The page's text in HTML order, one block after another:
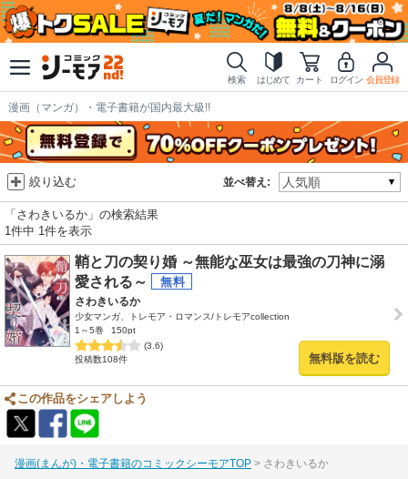
検索 はじめて カート ログイン 会員登録
漫画（マンガ）・電子書籍が国内最大級!!
並べ替え:
絞り込む
「さわきいるか」の検索結果
1件中 1件を表示
鞘と刀の契り婚 ～無能な巫女は最強の刀神に溺
愛される～
さわきいるか
少女マンガ、トレモア・ロマンス/トレモアcollection
1～5巻
150pt
(3.6)
投稿数108件
無料版を読む
この作品をシェアしよう
漫画(まんが)・電子書籍のコミックシーモアTOP さわきいるか